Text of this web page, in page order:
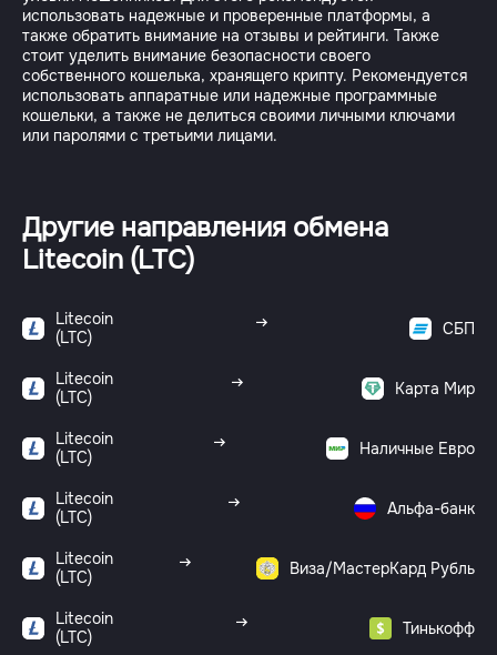
использовать надежные и проверенные платформы, а
также обратить внимание на отзывы и рейтинги. Также
стоит уделить внимание безопасности своего
собственного кошелька, хранящего крипту. Рекомендуется
использовать аппаратные или надежные программные
кошельки, а также не делиться своими личными ключами
или паролями с третьими лицами.
Другие направления обмена
Litecoin (LTC)
Litecoin
(LTC)
СБП
Litecoin
(LTC)
Карта Мир
Litecoin
(LTC)
Наличные Евро
Litecoin
(LTC)
Альфа-банк
Litecoin
(LTC)
Виза/МастерКард Рубль
Litecoin
(LTC)
Тинькофф